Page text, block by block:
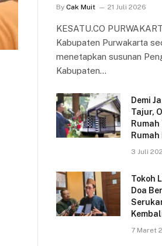
By Cak Muit 21 Juli 2026
KESATU.CO
Kabupaten Purwakarta
menetapkan susunan
Kabupaten…
Demi
Tajur,
Rumah
3 Juli
Tokoh
Doa
7 Maret